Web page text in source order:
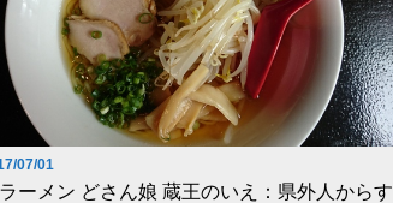
07/01
ーメン どさん娘 蔵王のいえ：県外人からす